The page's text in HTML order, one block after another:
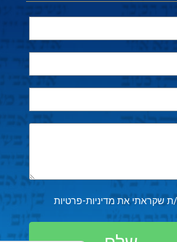
שקראתי אתמדיניות-פרטיות